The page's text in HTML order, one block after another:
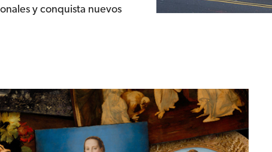
y conquista nuevos